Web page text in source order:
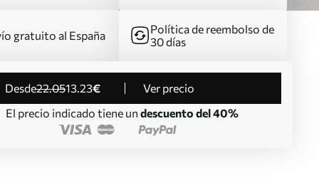
gratuito al España
Política de reembolso de
30 días
desde22.0513.23€
Ver precio
El precio indicado tiene un descuento del 40%